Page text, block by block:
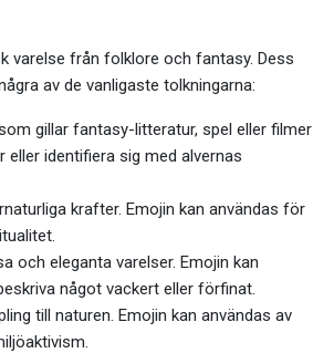
varelse från folklore och fantasy. Dess
av de vanligaste tolkningarna:
gillar fantasy-litteratur, spel eller filmer
eller identifiera sig med alvernas
krafter. Emojin kan användas för
och eleganta varelser. Emojin kan
något vackert eller förfinat.
till naturen. Emojin kan användas av